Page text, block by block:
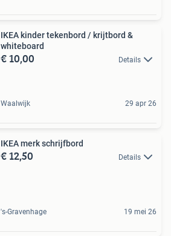
IKEA kinder tekenbord / krijtbord &
whiteboard
€ 10,00 Details
Waalwijk 29 apr 26
IKEA merk schrijfbord
€ 12,50 Details
's-Gravenhage 19 mei 26